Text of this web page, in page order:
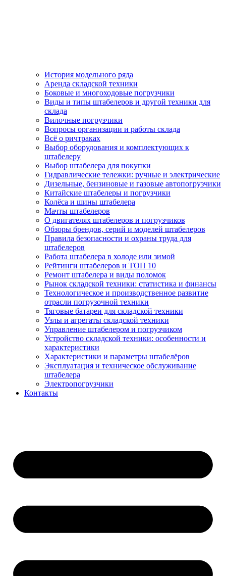
История модельного ряда
Аренда складской техники
Боковые и многоходовые погрузчики
Виды и типы штабелеров и другой техники для
склада
Вилочные погрузчики
Вопросы организации и работы склада
Всё о ричтраках
Выбор оборудования и комплектующих к
штабелеру
Выбор штабелера для покупки
Гидравлические тележки: ручные и электрические
Дизельные, бензиновые и газовые автопогрузчики
Китайские штабелеры и погрузчики
Колёса и шины штабелера
Мачты штабелеров
О двигателях штабелеров и погрузчиков
Обзоры брендов, серий и моделей штабелеров
Правила безопасности и охраны труда для
штабелеров
Работа штабелера в холоде или зимой
Рейтинги штабелеров и ТОП 10
Ремонт штабелера и виды поломок
Рынок складской техники: статистика и финансы
Технологическое и производственное развитие
отрасли погрузочной техники
Тяговые батареи для складской техники
Узлы и агрегаты складской техники
Управление штабелером и погрузчиком
Устройство складской техники: особенности и
характеристики
Характеристики и параметры штабелёров
Эксплуатация и техническое обслуживание
штабелера
Электропогрузчики
Контакты